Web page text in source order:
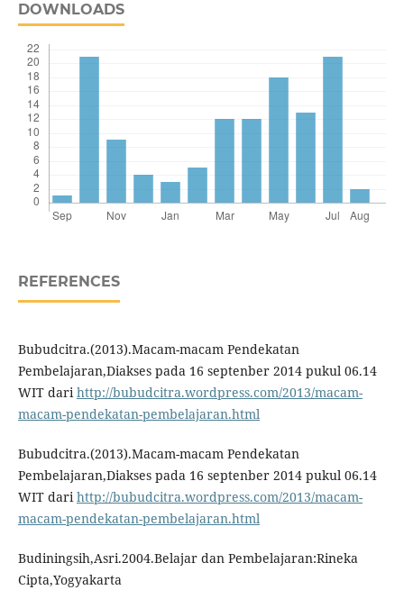
DOWNLOADS
REFERENCES
Bubudcitra.(2013).Macam-macam Pendekatan
Pembelajaran,Diakses pada 16 septenber 2014 pukul 06.14
WIT darihttp://bubudcitra.wordpress.com/2013/macam-
macam-pendekatan-pembelajaran.html
Bubudcitra.(2013).Macam-macam Pendekatan
Pembelajaran,Diakses pada 16 septenber 2014 pukul 06.14
WIT darihttp://bubudcitra.wordpress.com/2013/macam-
macam-pendekatan-pembelajaran.html
Budiningsih,Asri.2004.Belajar dan Pembelajaran:Rineka
Cipta,Yogyakarta